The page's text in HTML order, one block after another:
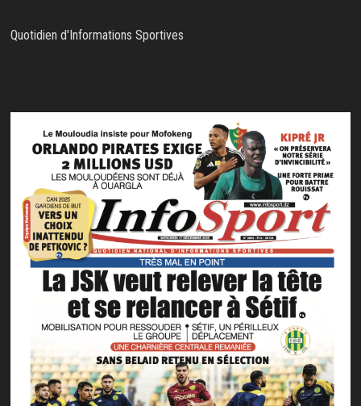
Quotidien d'Informations Sportives